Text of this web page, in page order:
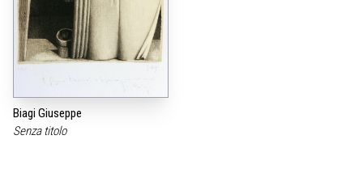
Biagi Giuseppe
Senza titolo